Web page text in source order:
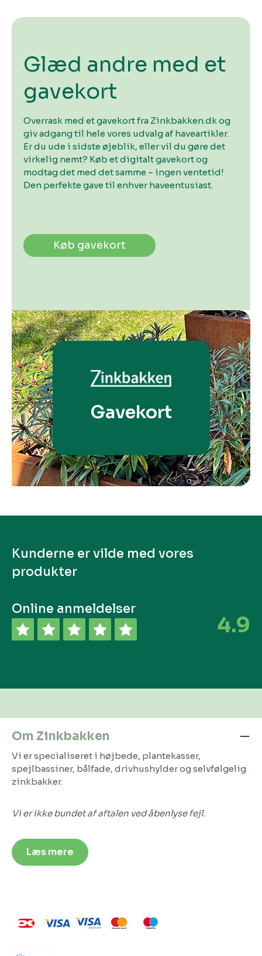
Glæd andre med et
gavekort
Overrask med et gavekort fra Zinkbakken.dk og
giv adgang til hele vores udvalg af haveartikler.
Er du ude i sidste øjeblik, eller vil du gøre det
virkelig nemt? Køb et digitalt gavekort og
modtag det med det samme – ingen ventetid!
Den perfekte gave til enhver haveentusiast.
Køb gavekort
Gavekort
Kunderne er vilde med vores
produkter
Online anmeldelser
4.9
Om Zinkbakken
Vi er specialiseret i højbede, plantekasser,
spejlbassiner, bålfade, drivhushylder og selvfølgelig
zinkbakker.
Vi er ikke bundet af aftalen ved åbenlyse fejl.
Læs mere